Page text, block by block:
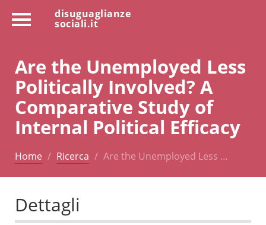
disuguaglianze
sociali.it
Are the Unemployed Less
Politically Involved? A
Comparative Study of
Internal Political Efficacy
Home Ricerca Are the Unemployed Less …
Dettagli